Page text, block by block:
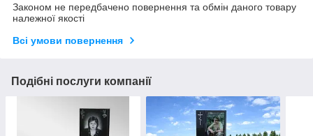
Законом не передбачено повернення та обмін даного товару
належної якості
Всі умови повернення
Подібні послуги компанії